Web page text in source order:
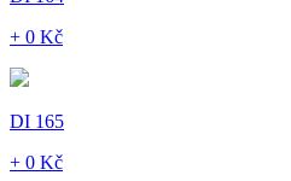
+ 0 Kč
DI 165
+ 0 Kč